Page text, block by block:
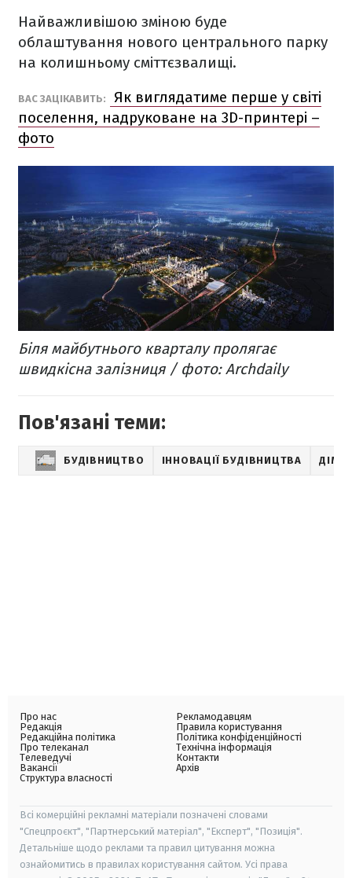
Найважливішою зміною буде
облаштування нового центрального парку
на колишньому сміттєзвалищі.
ВАС ЗАЦІКАВИТЬ:
Як виглядатиме перше у світі
поселення, надруковане на 3D-принтері –
фото
Біля майбутнього кварталу пролягає
швидкісна залізниця / фото: Archdaily
Пов'язані теми:
БУДІВНИЦТВО ІННОВАЦІЇ БУДІВНИЦТВА ДІМ
Про нас
Редакція
Редакційна політика
Про телеканал
Телеведучі
Вакансії
Структура власності
Рекламодавцям
Правила користування
Політика конфіденційності
Технічна інформація
Контакти
Архів
Всі комерційні рекламні матеріали позначені словами
"Спецпроєкт", "Партнерський матеріал", "Експерт", "Позиція".
Детальніше щодо реклами та правил цитування можна
ознайомитись в правилах користування сайтом. Усі права